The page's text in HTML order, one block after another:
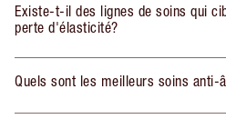
Existe-t-il des lignes de soins qui
perte d'élasticité?
Quels sont les meilleurs soins anti-